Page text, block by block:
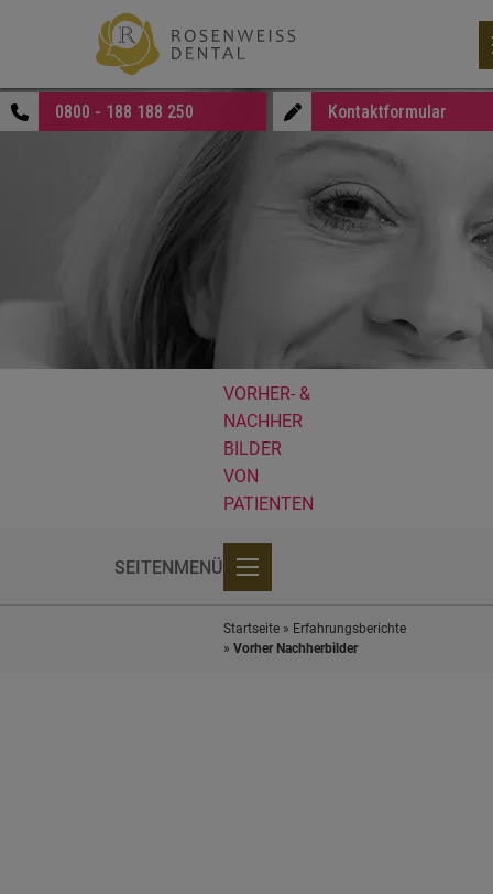
0800 - 188 188 250 Kontaktformular
VORHER- &
NACHHER
BILDER
VON
PATIENTEN
Startseite » Erfahrungsberichte
»Vorher Nachherbilder
SEITENMENÜ